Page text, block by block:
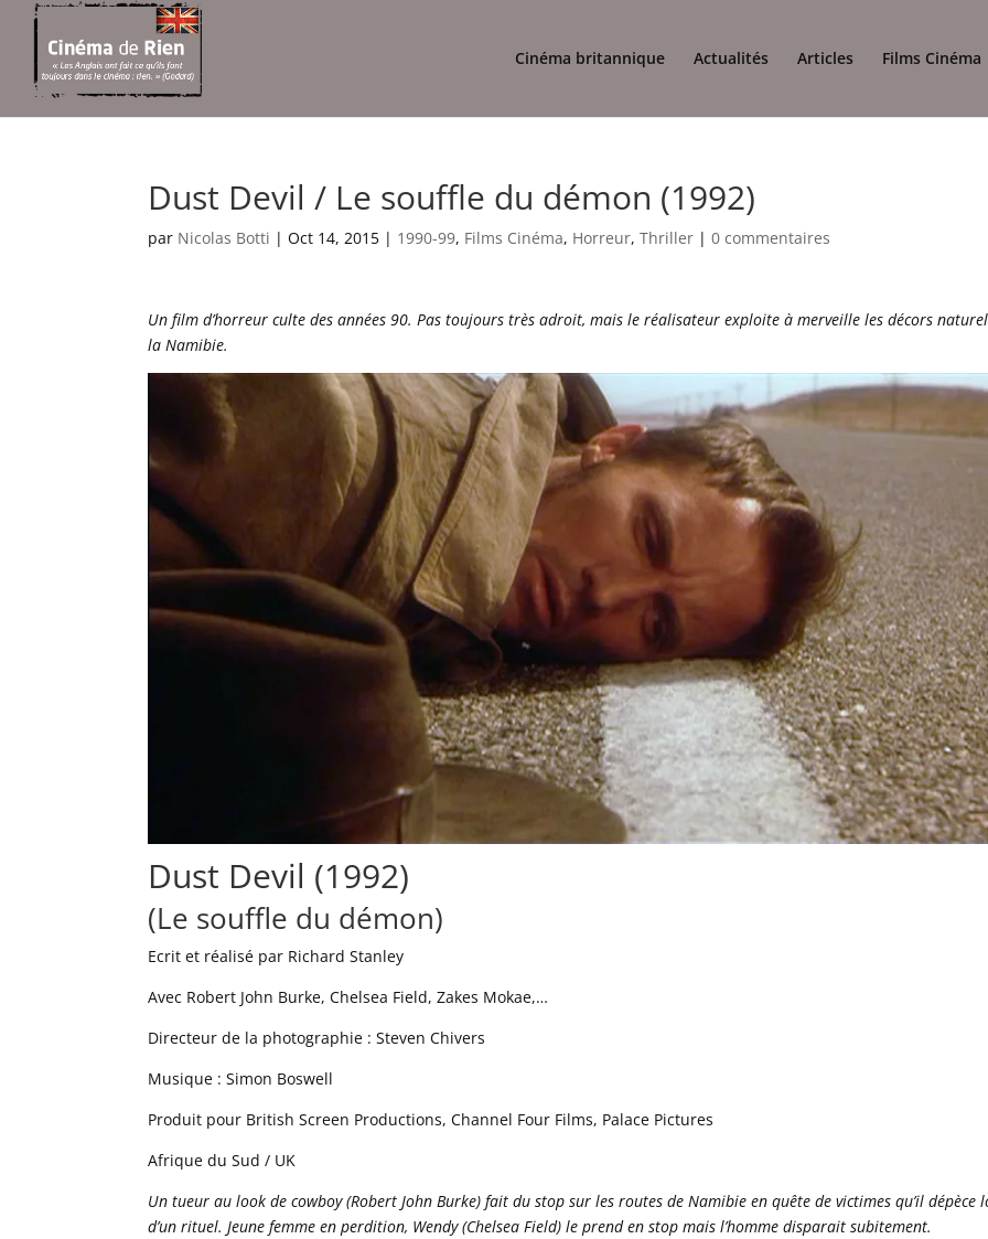
Cinéma britannique Actualités Articles Films Cinéma
Dust Devil / Le souffle du démon (1992)
par Nicolas Botti |Oct 14, 2015 | 1990-99, Films Cinéma, Horreur,Thriller |0 commentaires
Un film d’horreur culte des années 90. Pas toujours très adroit, mais le réalisateur exploite à merveille les décors
la Namibie.
Dust Devil (1992)
(Le souffle du démon)
Ecrit et réalisé par Richard Stanley
Avec Robert John Burke, Chelsea Field, Zakes Mokae,…
Directeur de la photographie : Steven Chivers
Musique : Simon Boswell
Produit pour British Screen Productions, Channel Four Films, Palace Pictures
Afrique du Sud / UK
Un tueur au look de cowboy (Robert John Burke) fait du stop sur les routes de Namibie en quête de victimes qu’il dépèce
d’un rituel. Jeune femme en perdition, Wendy (Chelsea Field) le prend en stop mais l’homme disparait subitement.